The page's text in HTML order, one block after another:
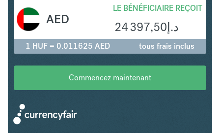
LE BÉNÉFICIAIRE REÇOIT
د.إ24 397,50
AED
1 HUF = 0.011625 AED tous frais inclus
Commencez maintenant